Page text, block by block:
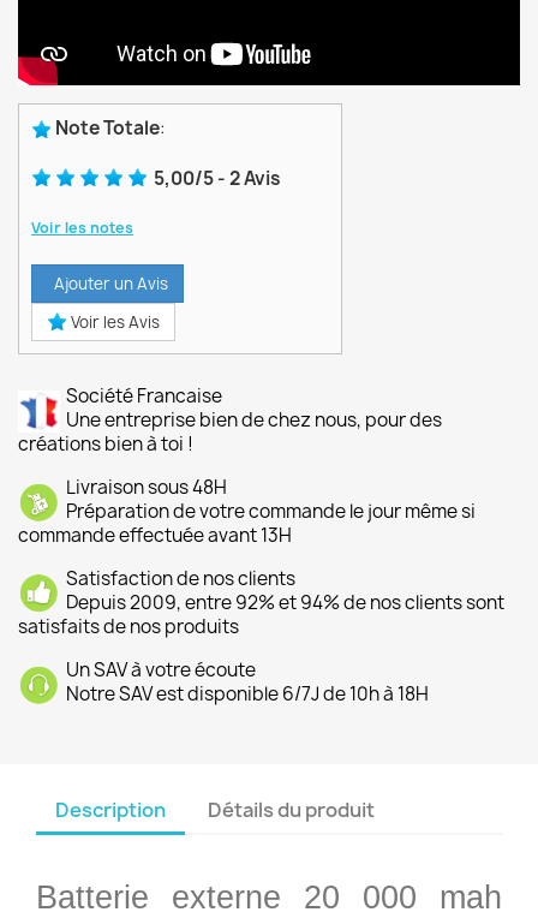
Note Totale:
5,00/5-2Avis
Voir les notes
Ajouter un Avis
Voir les Avis
Société Francaise
Une entreprise bien de chez nous, pour des
créations bien à toi !
Livraison sous 48H
Préparation de votre commande le jour même si
commande effectuée avant 13H
Satisfaction de nos clients
Depuis 2009, entre 92% et 94% de nos clients sont
satisfaits de nos produits
Un SAV à votre écoute
Notre SAV est disponible 6/7J de 10h à 18H
Description Détails du produit
Batterie externe 20 000 mah